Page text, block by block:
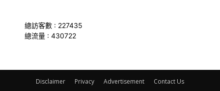
總訪客數 : 227435
總流量 : 430722
Disclaimer Privacy Advertisement Contact Us